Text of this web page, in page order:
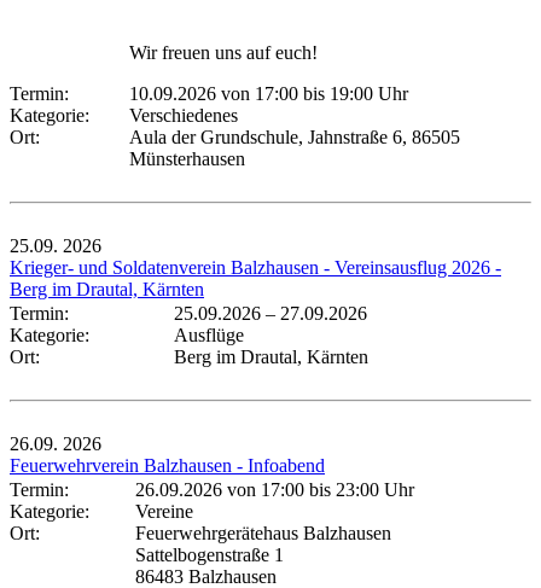
Wir freuen uns auf euch!
Termin:
10.09.2026 von 17:00 bis 19:00 Uhr
Kategorie:
Verschiedenes
Ort:
Aula der Grundschule, Jahnstraße 6, 86505
Münsterhausen
25.09. 2026
Krieger- und Soldatenverein Balzhausen - Vereinsausflug 2026 -
Berg im Drautal, Kärnten
Termin:
25.09.2026 – 27.09.2026
Kategorie:
Ausflüge
Ort:
Berg im Drautal, Kärnten
26.09. 2026
Feuerwehrverein Balzhausen - Infoabend
Termin:
26.09.2026 von 17:00 bis 23:00 Uhr
Kategorie:
Vereine
Ort:
Feuerwehrgerätehaus Balzhausen
Sattelbogenstraße 1
86483 Balzhausen